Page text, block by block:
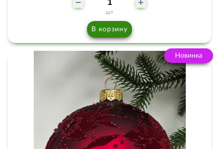
шт
В корзину
Новинка